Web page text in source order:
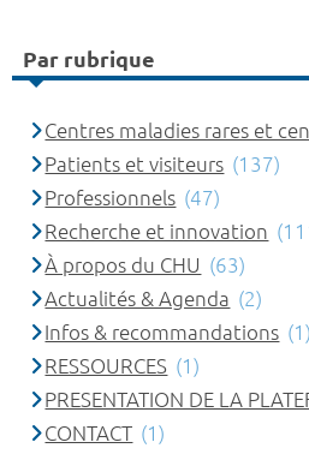
Par rubrique
Centres maladies rares et
Patients et visiteurs (137)
Professionnels (47)
Recherche et innovation
À propos du CHU (63)
Actualités & Agenda (2)
Infos & recommandations (1)
RESSOURCES (1)
PRESENTATION DE LA
CONTACT (1)